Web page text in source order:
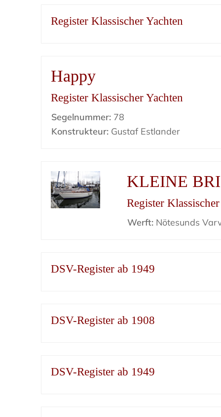
Register Klassischer Yachten
Happy
Register Klassischer Yachten
Segelnummer: 78
Konstrukteur: Gustaf Estlander
KLEINE
Register
Werft: Nötesunds
DSV-Register ab 1949
DSV-Register ab 1908
DSV-Register ab 1949